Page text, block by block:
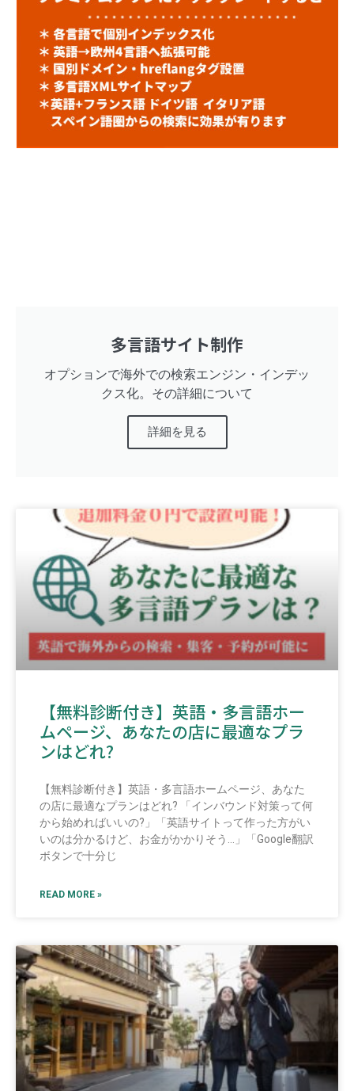
多言語サイト制作
オプションで海外での検索エンジン・インデッ
クス化。その詳細について
詳細を見る
【無料診断付き】英語・多言語ホー
ムページ、あなたの店に最適なプラ
ンはどれ?
【無料診断付き】英語・多言語ホームページ、あなた
の店に最適なプランはどれ? 「インバウンド対策って何
から始めればいいの?」「英語サイトって作った方がい
いのは分かるけど、お金がかかりそう…」「Google翻訳
ボタンで十分じ
READ MORE »